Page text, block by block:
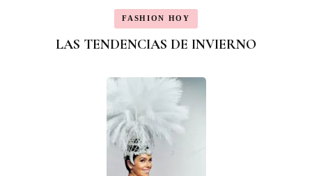
FASHION HOY
LAS TENDENCIAS DE INVIERNO